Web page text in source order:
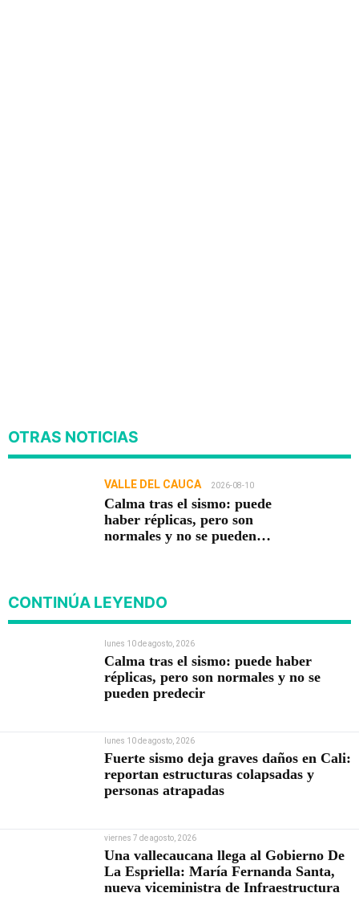
OTRAS NOTICIAS
VALLE DEL CAUCA 2026-08-10
Calma tras el sismo: puede
haber réplicas, pero son
normales y no se pueden
CONTINÚA LEYENDO
lunes 10 de agosto, 2026
Calma tras el sismo: puede haber
réplicas, pero son normales y no se
pueden predecir
lunes 10 de agosto, 2026
Fuerte sismo deja graves daños en Cali:
reportan estructuras colapsadas y
personas atrapadas
viernes 7 de agosto, 2026
Una vallecaucana llega al Gobierno De
La Espriella: María Fernanda Santa,
nueva viceministra de Infraestructura